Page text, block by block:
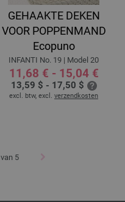
GEHAAKTE DEKEN
VOOR POPPENMAND
Ecopuno
INFANTI No. 19 | Model 20
11,68 € - 15,04 €
13,59 $ - 17,50 $
excl. btw, excl. verzendkosten
van 5